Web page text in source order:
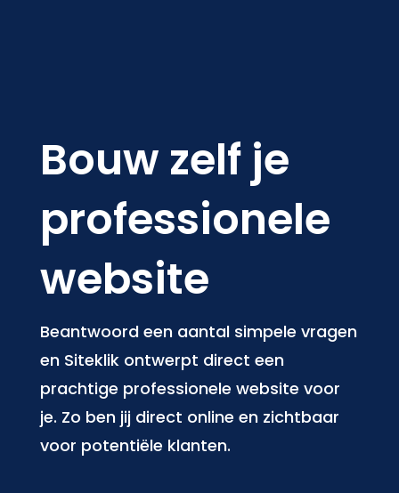
Bouw zelf je
professionele
website
Beantwoord een aantal simpele vragen
en Siteklik ontwerpt direct een
prachtige professionele website voor
je. Zo ben jij direct online en zichtbaar
voor potentiële klanten.